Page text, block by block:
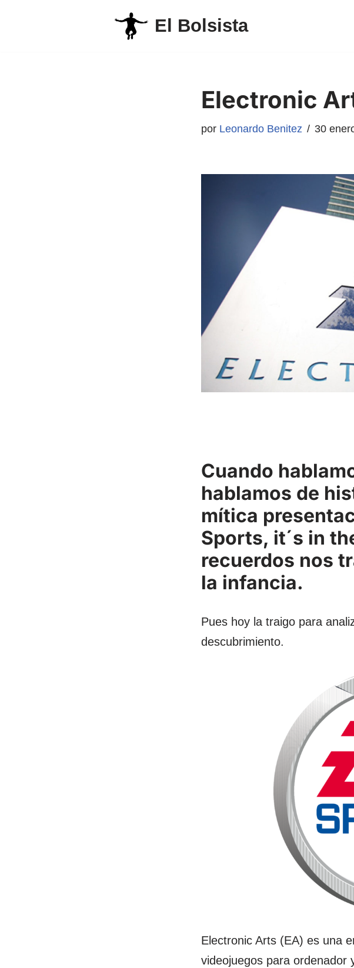
El Bolsista
Electronic
por Leonardo Benitez 30
Cuando
hablamos de
mítica
Sports, it´s in
recuerdos nos
la infancia.
Pues hoy la traigo para
descubrimiento.
Electronic Arts (EA) es una
videojuegos para ordenador